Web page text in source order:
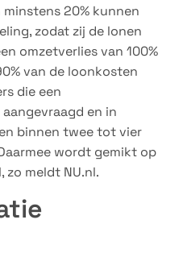
20% kunnen
zodat zij de lonen
omzetverlies van 100%
van de loonkosten
die een
en in
binnen twee tot vier
wordt gemikt op
zo meldt NU.nl.